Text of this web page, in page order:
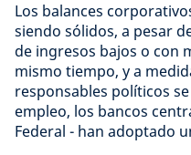
Los balances
siendo sólidos, a pesar
de ingresos bajos o con
mismo tiempo, y a
responsables políticos
empleo, los bancos
Federal - han adoptado